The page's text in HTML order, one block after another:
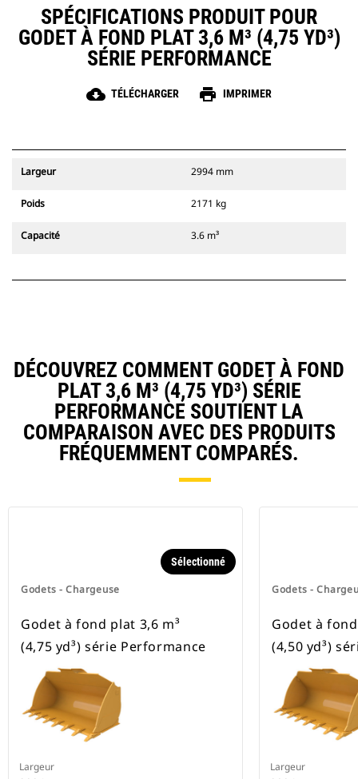
SPÉCIFICATIONS PRODUIT POUR
GODET À FOND PLAT 3,6 M³ (4,75 YD³)
SÉRIE PERFORMANCE
cloud_download TÉLÉCHARGER print IMPRIMER
Largeur 2994 mm
Poids 2171 kg
Capacité 3.6 m³
DÉCOUVREZ COMMENT GODET À FOND
PLAT 3,6 M³ (4,75 YD³) SÉRIE
PERFORMANCE SOUTIENT LA
COMPARAISON AVEC DES PRODUITS
FRÉQUEMMENT COMPARÉS.
Godets - Chargeuse
Sélectionné
Godet à fond plat 3,6 m³
(4,75 yd³) série Performance
Largeur
Godets -
Godet à
(4,50 yd³)
Largeur